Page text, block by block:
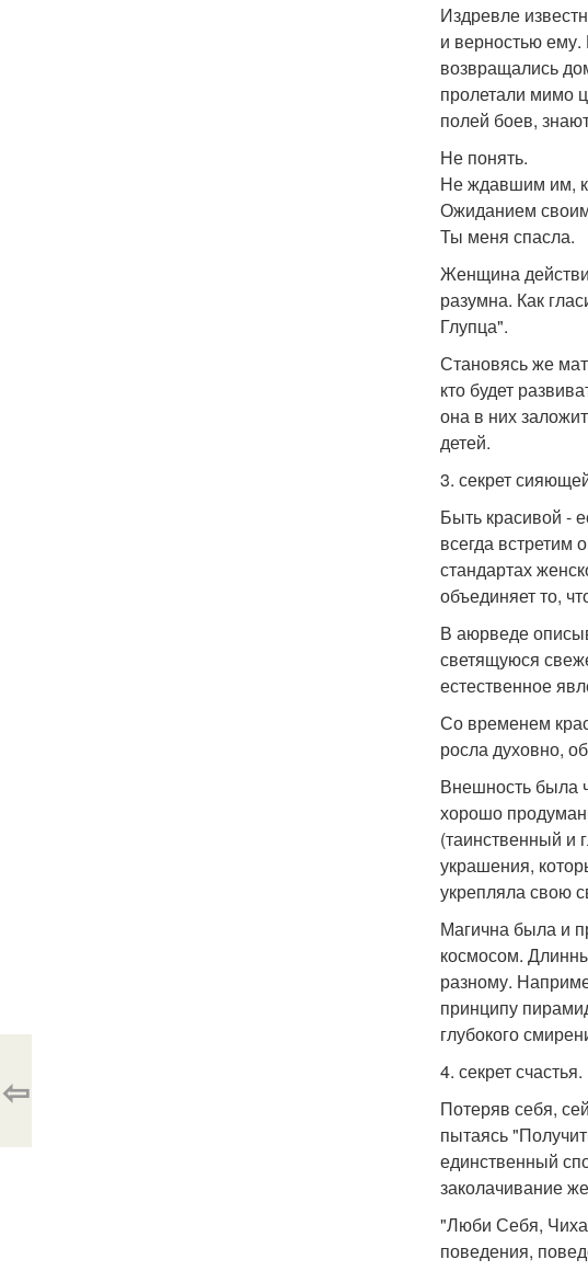
Издревле
и верностью
возвращались
пролетали мимо
полей боев,
Не понять.
Не ждавшим им,
Ожиданием
Ты меня спасла.
Женщина
разумна. Как
Глупца".
Становясь же
кто будет
она в них
детей.
3. секрет
Быть красивой -
всегда
стандартах
объединяет то,
В аюрведе
светящуюся
естественное
Со временем
росла духовно,
Внешность была
хорошо
(таинственный и
украшения,
укрепляла свою
Магична была и
космосом.
разному.
принципу
глубокого
4. секрет счастья.
Потеряв себя,
пытаясь
единственный
заколачивание
"Люби Себя,
поведения,
⇦